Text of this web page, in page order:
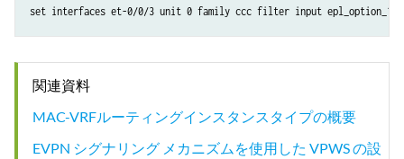
関連資料
MAC-VRFルーティングインスタンスタイプの概要
EVPN シグナリング メカニズムを使用した VPWS の設